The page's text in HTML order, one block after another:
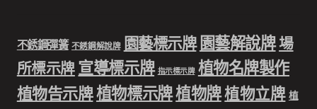
不銹鋼彈簧 不銹鋼解說牌 園藝標示牌 園藝解說牌場
所標示牌 宣導標示牌 指示標示牌 植物名牌製作
植物告示牌植物標示牌植物牌植物立牌 植